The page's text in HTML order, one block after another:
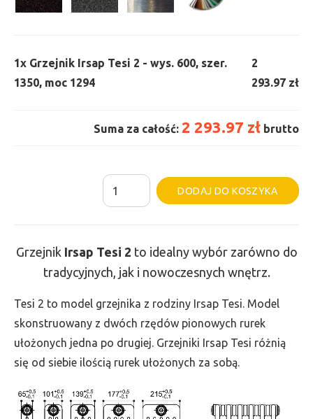
1x Grzejnik Irsap Tesi 2 - wys. 600, szer.
1350, moc 1294
2
293.97 zł
Suma za całość: 2 293.97 zł brutto
ilość
Grzejnik
-
wys.
600,
szer.
1350,
1294
DODAJ DO KOSZYKA
Grzejnik Irsap Tesi 2 to idealny wybór zarówno do
tradycyjnych, jak i nowoczesnych wnętrz.
Tesi 2 to model grzejnika z rodziny Irsap Tesi. Model
skonstruowany z dwóch rzędów pionowych rurek
ułożonych jedna po drugiej. Grzejniki Irsap Tesi różnią
się od siebie ilością rurek ułożonych za sobą.